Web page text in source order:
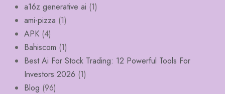
a16z generative ai (1)
ami-pizza (1)
APK (4)
Bahiscom (1)
Best Ai For Stock Trading: 12 Powerful Tools For
Investors 2026 (1)
Blog (96)